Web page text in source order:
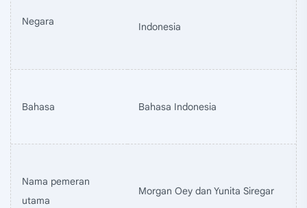
Negara Indonesia
Bahasa Bahasa Indonesia
Nama pemeran
utama
Morgan Oey dan Yunita Siregar